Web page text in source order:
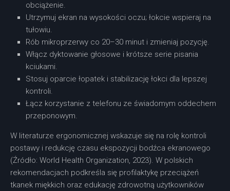
obciążenie.
Utrzymuj ekran na wysokości oczu; łokcie wspieraj na
tułowiu.
Rób mikroprzerwy co 20–30 minut i zmieniaj pozycję.
Włącz dyktowanie głosowe i krótsze serie pisania
kciukami.
Stosuj oparcie łopatek i stabilizację łokci dla lepszej
kontroli.
Łącz korzystanie z telefonu ze świadomym oddechem
przeponowym.
W literaturze ergonomicznej wskazuje się na rolę kontroli
postawy i redukcję czasu ekspozycji bodźca ekranowego
(Źródło: World Health Organization, 2023). W polskich
rekomendacjach podkreśla się profilaktykę przeciążeń
tkanek miękkich oraz edukację zdrowotną użytkowników